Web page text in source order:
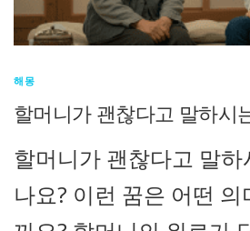
해몽
할머니가 괜찮다고 말하시
할머니가 괜찮다고 말하
나요? 이런 꿈은 어떤